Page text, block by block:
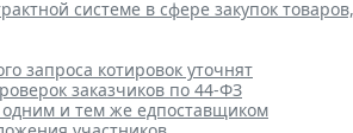
системе в сфере закупок
запроса котировок уточнят
заказчиков по 44-ФЗ
и тем же едпоставщиком